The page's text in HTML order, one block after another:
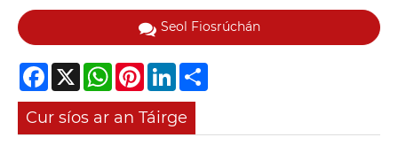
Seol Fiosrúchán
Facebook
X WhatsAppPinterestLinkedIn
Cur síos ar an Táirge